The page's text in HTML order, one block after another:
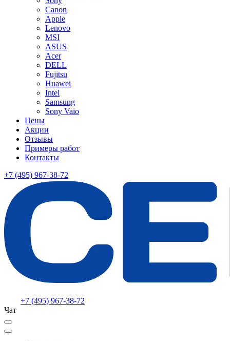
Canon
Apple
Lenovo
MSI
ASUS
Acer
DELL
Fujitsu
Huawei
Intel
Samsung
Sony Vaio
Цены
Акции
Отзывы
Примеры работ
Контакты
+7 (495) 967-38-72
+7 (495) 967-38-72
Чат